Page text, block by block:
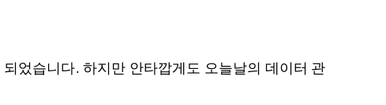
었습니다. 하지만 안타깝게도 오늘날의 데이터 관